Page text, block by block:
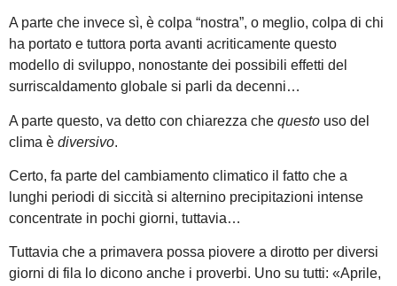
A parte che invece sì, è colpa “nostra”, o meglio, colpa di chi
ha portato e tuttora porta avanti acriticamente questo
modello di sviluppo, nonostante dei possibili effetti del
surriscaldamento globale si parli da decenni…
A parte questo, va detto con chiarezza che questo uso del
clima è diversivo.
Certo, fa parte del cambiamento climatico il fatto che a
lunghi periodi di siccità si alternino precipitazioni intense
concentrate in pochi giorni, tuttavia…
Tuttavia che a primavera possa piovere a dirotto per diversi
giorni di fila lo dicono anche i proverbi. Uno su tutti: «Aprile,